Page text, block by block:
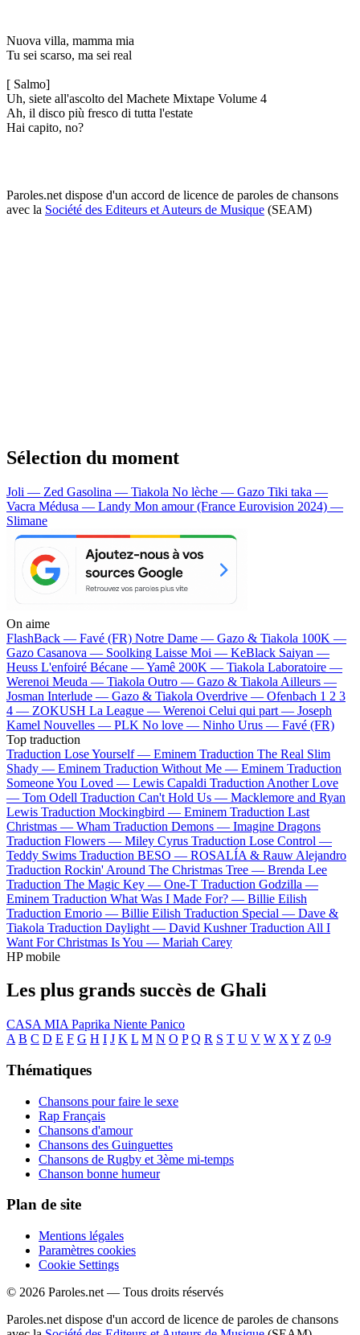
Nuova villa, mamma mia
Tu sei scarso, ma sei real
[ Salmo]
Uh, siete all'ascolto del Machete Mixtape Volume 4
Ah, il disco più fresco di tutta l'estate
Hai capito, no?
Paroles.net dispose d'un accord de licence de paroles de chansons
avec la Société des Editeurs et Auteurs de Musique (SEAM)
Sélection du moment
Joli — Zed Gasolina — Tiakola No lèche — Gazo Tiki taka —
Vacra Médusa — Landy Mon amour (France Eurovision 2024) —
Slimane
On aime
FlashBack — Favé (FR) Notre Dame — Gazo & Tiakola 100K —
Gazo Casanova — Soolking Laisse Moi — KeBlack Saiyan —
Heuss L'enfoiré Bécane —Yamê 200K — Tiakola Laboratoire —
Werenoi Meuda — Tiakola Outro — Gazo & Tiakola Ailleurs —
Josman Interlude — Gazo & Tiakola Overdrive — Ofenbach 1 2 3
4 — ZOKUSH La League — Werenoi Celui qui part — Joseph
Kamel Nouvelles — PLK No love — Ninho Urus — Favé (FR)
Top traduction
Traduction Lose Yourself — Eminem Traduction The Real Slim
Shady — Eminem Traduction Without Me — Eminem Traduction
Someone You Loved — Lewis Capaldi Traduction Another Love
— Tom Odell Traduction Can't Hold Us — Macklemore and Ryan
Lewis Traduction Mockingbird — Eminem Traduction Last
Christmas — Wham Traduction Demons — Imagine Dragons
Traduction Flowers — Miley Cyrus Traduction Lose Control —
Teddy Swims Traduction BESO — ROSALÍA & Rauw Alejandro
Traduction Rockin' Around The Christmas Tree — Brenda Lee
Traduction The Magic Key — One-T Traduction Godzilla —
Eminem Traduction What Was I Made For? — Billie Eilish
Traduction Emorio — Billie Eilish Traduction Special — Dave &
Tiakola Traduction Daylight — David Kushner Traduction All I
Want For Christmas Is You — Mariah Carey
HP mobile
Les plus grands succès de Ghali
CASA MIA Paprika Niente Panico
A B C D E F G H I J K L M N O P Q R S T U V W X Y Z 0-9
Thématiques
Chansons pour faire le sexe
Rap Français
Chansons d'amour
Chansons des Guinguettes
Chansons de Rugby et 3ème mi-temps
Chanson bonne humeur
Plan de site
Mentions légales
Paramètres cookies
Cookie Settings
© 2026 Paroles.net — Tous droits réservés
Paroles.net dispose d'un accord de licence de paroles de chansons